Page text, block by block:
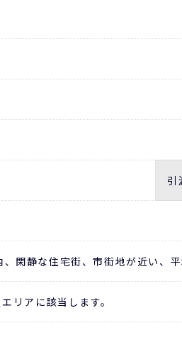
引
閑静な住宅街、市街地が近い、
リアに該当します。